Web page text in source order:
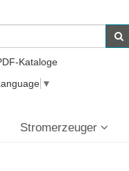
Kataloge
▼
Stromerzeuger